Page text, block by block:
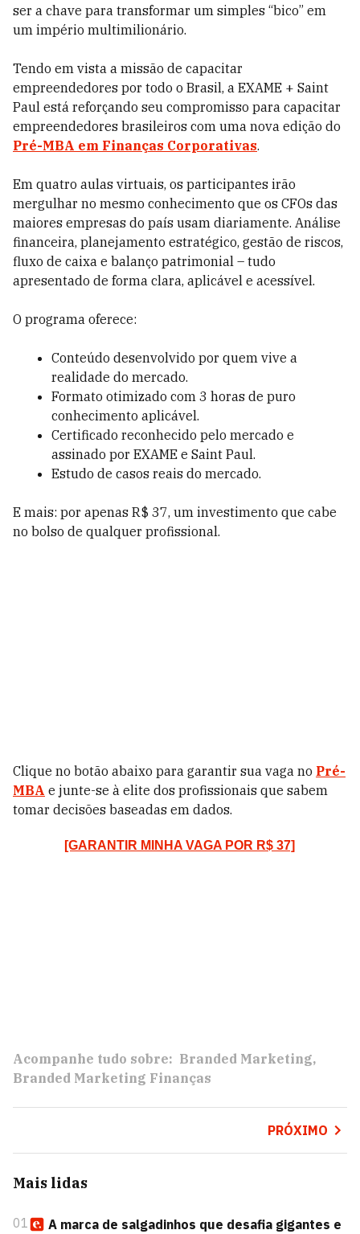
ser a chave para transformar um simples “bico” em
um império multimilionário.
Tendo em vista a missão de capacitar
empreendedores por todo o Brasil, a EXAME + Saint
Paul está reforçando seu compromisso para capacitar
empreendedores brasileiros com uma nova edição do
Pré-MBA em Finanças Corporativas.
Em quatro aulas virtuais, os participantes irão
mergulhar no mesmo conhecimento que os CFOs das
maiores empresas do país usam diariamente. Análise
financeira, planejamento estratégico, gestão de riscos,
fluxo de caixa e balanço patrimonial – tudo
apresentado de forma clara, aplicável e acessível.
O programa oferece:
Conteúdo desenvolvido por quem vive a
realidade do mercado.
Formato otimizado com 3 horas de puro
conhecimento aplicável.
Certificado reconhecido pelo mercado e
assinado por EXAME e Saint Paul.
Estudo de casos reais do mercado.
E mais: por apenas R$ 37, um investimento que cabe
no bolso de qualquer profissional.
Clique no botão abaixo para garantir sua vaga no Pré-
MBA e junte-se à elite dos profissionais que sabem
tomar decisões baseadas em dados.
[GARANTIR MINHA VAGA POR R$ 37]
Acompanhe tudo sobre: Branded Marketing
Branded Marketing Finanças
PRÓXIMO
Mais lidas
01 A marca de salgadinhos que desafia gigantes e